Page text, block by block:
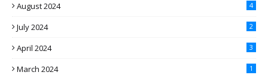
August 2024 4
July 2024 2
April 2024 3
March 2024 1